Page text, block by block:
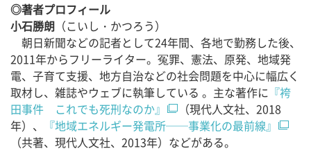
◎著者プロフィール
小石勝朗 （こいし・かつろう）
朝日新聞などの記者として24年間、各地で勤務した後、
2011年からフリーライター。冤罪、憲法、原発、地域発
電、子育て支援、地方自治などの社会問題を中心に幅広く
取材し、雑誌やウェブに執筆している 。主な著作に 『袴
田事件 これでも死刑なのか』
（現代人文社、2018
年）、
『地域エネルギー発電所──事業化の最前線』
（共著、現代人文社、2013年）などがある。